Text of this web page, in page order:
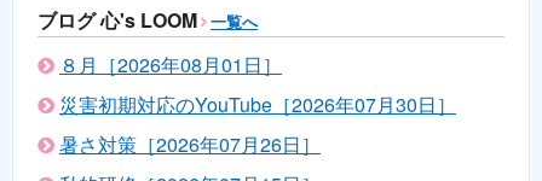
ブログ 心's LOOM 一覧へ
８月［2026年08月01日］
災害初期対応のYouTube［2026年07月30日］
暑さ対策［2026年07月26日］